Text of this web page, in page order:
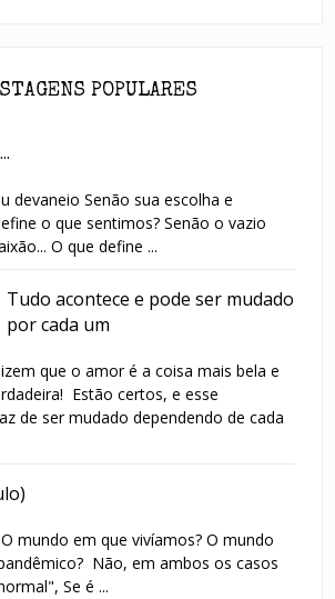
POPULARES
devaneio Senão sua escolha e
o que sentimos? Senão o vazio
O que define ...
Tudo acontece e pode ser mudado
por cada um
que o amor é a coisa mais bela e
Estão certos, e esse
de ser mudado dependendo de cada
mundo em que vivíamos? O mundo
Não, em ambos os casos
Se é ...